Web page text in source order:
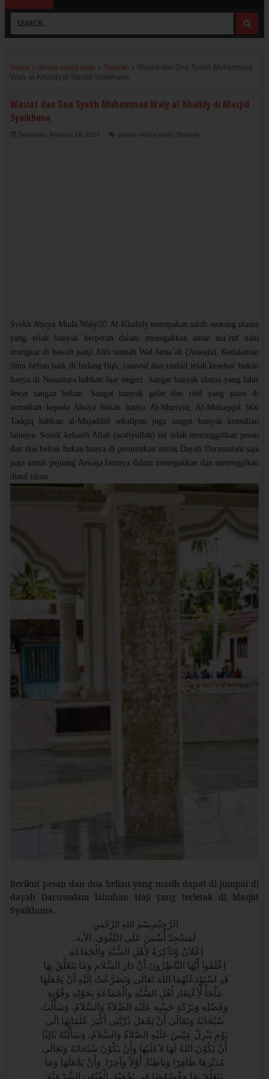
Home » abuya muda waly » Sejarah » Wasiat dan Doa Syekh Muhammad
Waly al-Khalidy di Masjid Syaikhuna
Wasiat dan Doa Syekh Muhammad Waly al-Khalidy di Masjid
Syaikhuna
Syekh Abuya Muda Waly ِِAl-Khalidy merupakan salah seorang ulama
yang telah banyak berperan dalam menegakkan amar ma’ruf nahi
mungkar di bawah panji Ahli sunnah Wal Jama’ah (Aswaja). Kedalaman
ilmu beliau baik di bidang fiqh, tasawuf dan tauhid telah kesohor bukan
hanya di Nusantara bahkan luar negeri. Sangat banyak ulama yang lahir
lewat tangan beliau. Sangat banyak gelar dan titel yang patut di
sematkan kepada Abuya bukan hanya Al-Mursyid, Al-Muhaqqid Wal
Tadqiq bahkan al-Mujaddid sekalipun juga sangat banyak kemulian
lainnya. Sosok kekasih Allah (waliyullah) ini telah meninggalkan pesan
dan doa beliau bukan hanya di peruntukan untuk Dayah Darussalam saja
juga untuk pejuang Aswaja lainnya dalam menegakkan dan meninggikan
dinul islam.
Berikut pesan dan doa beliau yang masih dapat di jumpai di
dayah Darussalam labuhan Haji yang terletak di Masjid
Syaikhuna.
بِسْمِ اللهِ الرَّحْمنِالرَّحِيْمِ
لَمَسْجِدٌ أُسِّسَ عَلَى التَّقْوَى. الأية.
اِعْلاَنٌ وَّتَذْكِرَةٌ لِأَهْلِ السُّنَّةِ وَالْجَمَاعَةِ.
اِعْلَمُوا أَيُّهَا النَّاظِرُونَ أَنَّ دَارَ السَّلامِ وَمَا يَتَعَلَّقُ بِهَا
قَدِ اسْتَوْدَعْتُهُمَا اللهَ تَعَالَى وَتَضَرَّعْتُ اِلَيْهِ أَنْ يَجْعَلَهَا
مَلْجَأً لِّأِعْتِقَادِ أَهْلِ السُّنَّةِ وَالْجَمَاعَةِ بِحَوْلِهِ وَقُوَّتِهِ
وَفَضْلِهِ وَبَرْكَةِ حَبِيْبِهِ عَلَيْهِ الصَّلاَةُ وَالسَّلاَمُ. وَسَأَلْتُ
سُبْحَانَهُ وَتَعَالَى أَنْ يَجْعَلَ ذُرِّيَّتِى أَكْبَرَ عُلَمَائِهَا اِلَى
يَوْمِ يَنْزِلُ عِيْسَ عَلَيْهِ الصَّلاَةُ وَالسَّلاَمُ. وَسَأَلْتُهُ ثَالِثًا
أَنْ يَكُوْنَ اللهُ لَهَا لاَعَلَيْهَا وَأَنْ يَكُوْنَ سُبْحَانَهُ وَتَعَالَى
مُدَبِّرَهَا ظَاهِرًا وَبَاطِنًا, أَوَّلاً وَآخِرًا. وَأَنْ يَجْعَلَهَا وَمَا
يَتَعَلَّقُ بِهَا وَخُصُوْصًا فِى تَحْقِيْقِ الْفُنُوْنِ الشَّرْعِيَّةِ